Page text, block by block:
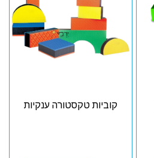
קוביות טקסטורה ענקיות